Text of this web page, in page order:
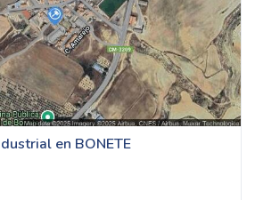
en BONETE